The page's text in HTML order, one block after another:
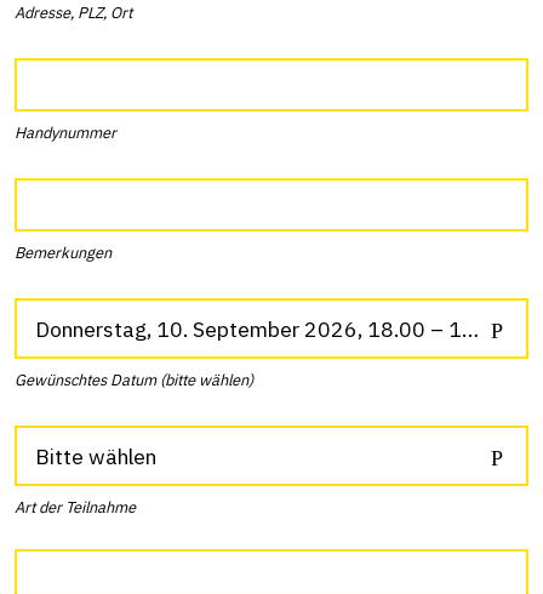
Adresse, PLZ, Ort
Handynummer
Bemerkungen
Donnerstag, 10. September 2026, 18.00 – 19.30 Uhr
Gewünschtes Datum (bitte wählen)
Bitte wählen
Art der Teilnahme